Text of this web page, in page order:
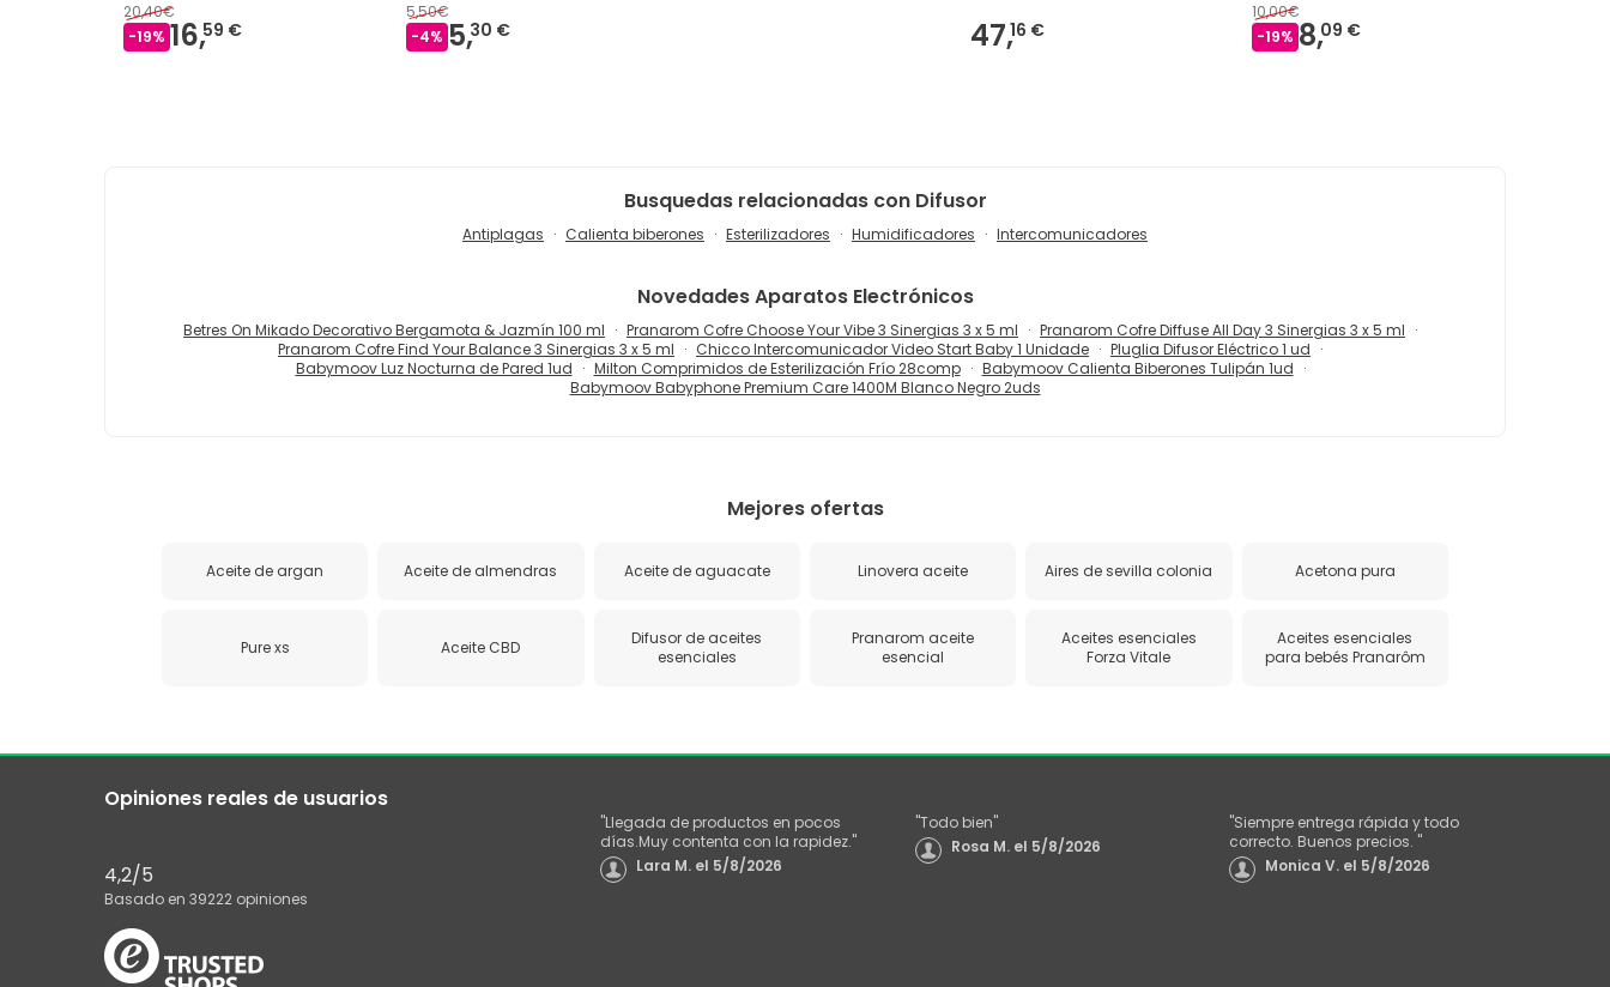
20,40€
-19% 16,59 €
5,50€
-4% 5,30 € 47,16 €
10,00€
-19% 8,09 €
Busquedas relacionadas con Difusor
Antiplagas Calienta biberones Esterilizadores Humidificadores Intercomunicadores
NovedadesAparatos Electrónicos
Betres On Mikado Decorativo Bergamota & Jazmín 100 ml Pranarom Cofre Choose Your Vibe 3 Sinergias 3 x 5 ml
Pranarom Cofre Diffuse All Day 3 Sinergias 3 x 5 ml
Pranarom Cofre Find Your Balance 3 Sinergias 3 x 5 ml
Chicco Intercomunicador Video Start Baby 1 Unidade
Pluglia Difusor Eléctrico 1 ud
Babymoov Luz Nocturna de Pared 1ud
Milton Comprimidos de Esterilización Frío 28comp
Babymoov Calienta Biberones Tulipán 1ud
Babymoov Babyphone Premium Care 1400M Blanco Negro 2uds
Mejores ofertas
Aceite de argan Aceite de almendras Aceite de aguacate Linovera aceite Aires de sevilla colonia Acetona pura
Pure xs Aceite CBD
Difusor de aceites
esenciales
Pranarom aceite
esencial
Aceites esenciales
Forza Vitale
Aceites esenciales
para bebés Pranarôm
Opiniones reales de usuarios
4,2/5
Basado en 39222 opiniones
"Llegada de productos en pocos
días.Muy contenta con la rapidez."
Lara M. el 5/8/2026
"Todo bien"
Rosa M. el 5/8/2026
"Siempre entrega rápida y todo
correcto. Buenos precios. "
Monica V. el 5/8/2026